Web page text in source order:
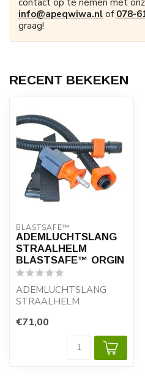
contact op te nemen met
info@apeqwiwa.nl of 078-
graag!
RECENT BEKEKEN
BLASTSAFE™
ADEMLUCHTSLANG
STRAALHELM
BLASTSAFE™ ORGIN
ADEMLUCHTSLANG
STRAALHELM
€71,00